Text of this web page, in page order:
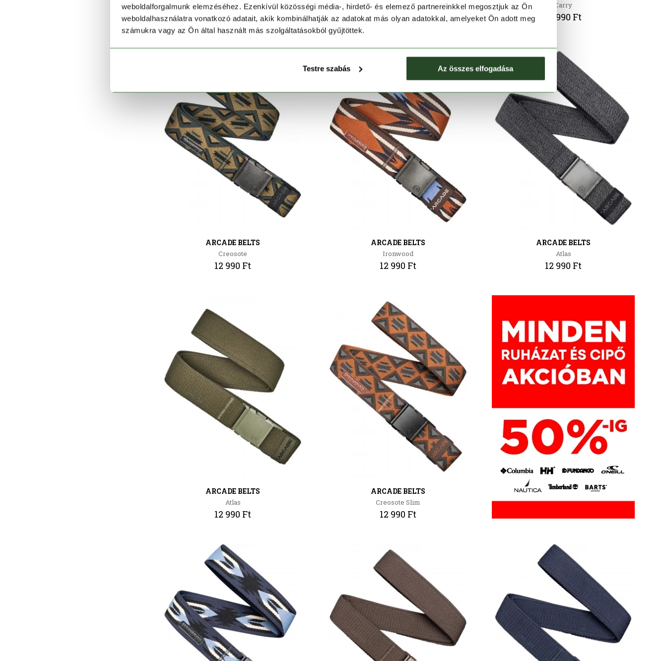
weboldalforgalmunk elemzéséhez. Ezenkívül közösségi média-, hirdető- és elemező partnereinkkel megosztjuk az Ön
weboldalhasználatra vonatkozó adatait, akik kombinálhatják az adatokat más olyan adatokkal, amelyeket Ön adott meg
számukra vagy az Ön által használt más szolgáltatásokból gyűjtöttek.
Testre szabás Az összes elfogadása
1960 Logo Belt
16 990 Ft
Illusion Slim
12 990 Ft
Carry
12 990 Ft
ARCADE BELTS
Creosote
12 990 Ft
ARCADE BELTS
Ironwood
12 990 Ft
ARCADE BELTS
Atlas
12 990 Ft
ARCADE BELTS
Atlas
12 990 Ft
ARCADE BELTS
Creosote Slim
12 990 Ft